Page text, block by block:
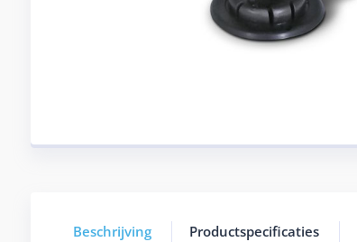
Beschrijving Productspecificaties